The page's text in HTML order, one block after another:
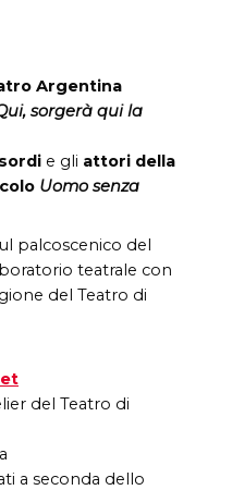
Argentina
sorgerà qui la
e gli attori della
Uomo senza
palcoscenico del
teatrale con
del Teatro di
del Teatro di
a seconda dello